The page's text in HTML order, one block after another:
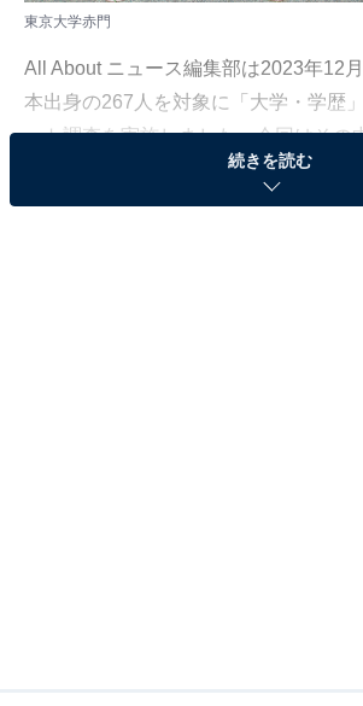
東京大学赤門
All About ニュース編集部は2023年12
本出身の267人を対象に「大学・学歴
ート調査を実施しました。今回はその
がパートナーとして連れてきたら、す
思う相手の出身大学」について聞いた
続きを読む